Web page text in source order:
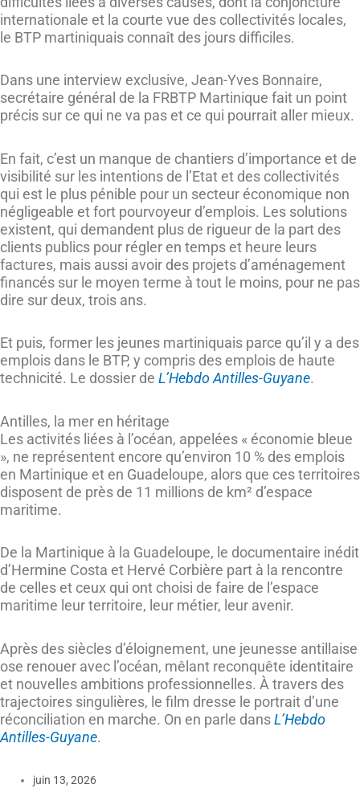
internationale et la courte vue des collectivités locales,
le BTP martiniquais connaît des jours difficiles.
Dans une interview exclusive, Jean-Yves Bonnaire,
secrétaire général de la FRBTP Martinique fait un point
précis sur ce qui ne va pas et ce qui pourrait aller mieux.
En fait, c’est un manque de chantiers d’importance et de
visibilité sur les intentions de l’Etat et des collectivités
qui est le plus pénible pour un secteur économique non
négligeable et fort pourvoyeur d’emplois. Les solutions
existent, qui demandent plus de rigueur de la part des
clients publics pour régler en temps et heure leurs
factures, mais aussi avoir des projets d’aménagement
financés sur le moyen terme à tout le moins, pour ne pas
dire sur deux, trois ans.
Et puis, former les jeunes martiniquais parce qu’il y a des
emplois dans le BTP, y compris des emplois de haute
technicité. Le dossier de L’Hebdo Antilles-Guyane.
Antilles, la mer en héritage
Les activités liées à l’océan, appelées « économie bleue
», ne représentent encore qu’environ 10 % des emplois
en Martinique et en Guadeloupe, alors que ces territoires
disposent de près de 11 millions de km² d’espace
maritime.
De la Martinique à la Guadeloupe, le documentaire inédit
d’Hermine Costa et Hervé Corbière part à la rencontre
de celles et ceux qui ont choisi de faire de l’espace
maritime leur territoire, leur métier, leur avenir.
Après des siècles d’éloignement, une jeunesse antillaise
ose renouer avec l’océan, mêlant reconquête identitaire
et nouvelles ambitions professionnelles. À travers des
trajectoires singulières, le film dresse le portrait d’une
réconciliation en marche. On en parle dansL’Hebdo
Antilles-Guyane.
juin 13, 2026